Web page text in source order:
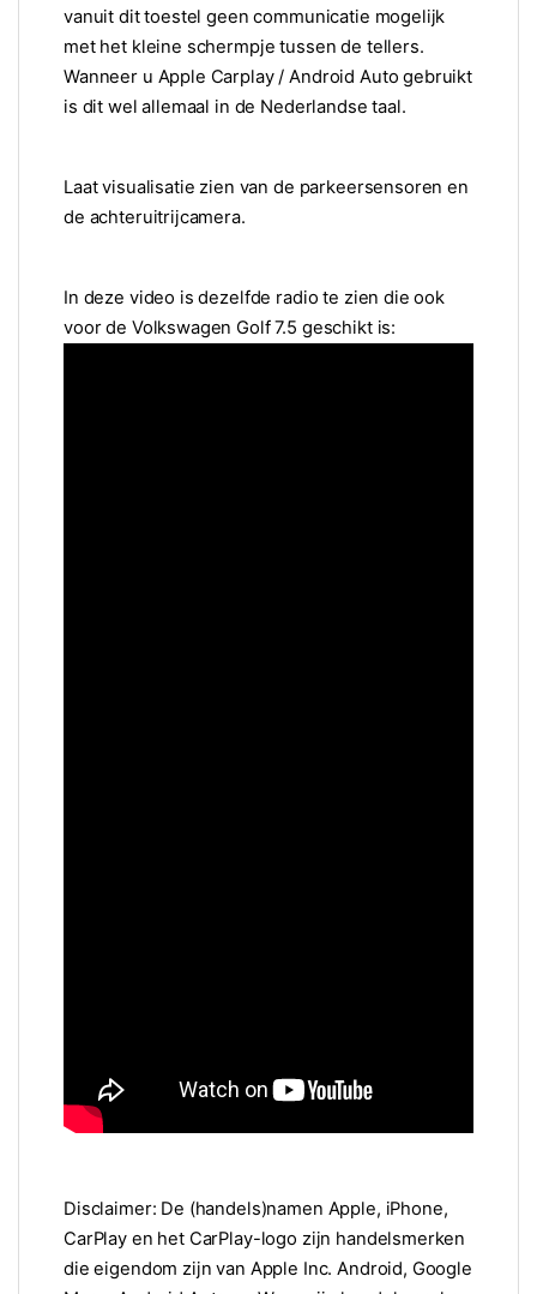
vanuit dit toestel geen communicatie mogelijk
met het kleine schermpje tussen de tellers.
Wanneer u Apple Carplay / Android Auto gebruikt
is dit wel allemaal in de Nederlandse taal.
Laat visualisatie zien van de parkeersensoren en
de achteruitrijcamera.
In deze video is dezelfde radio te zien die ook
voor de Volkswagen Golf 7.5 geschikt is:
Disclaimer: De (handels)namen Apple, iPhone,
CarPlay en het CarPlay-logo zijn handelsmerken
die eigendom zijn van Apple Inc. Android, Google